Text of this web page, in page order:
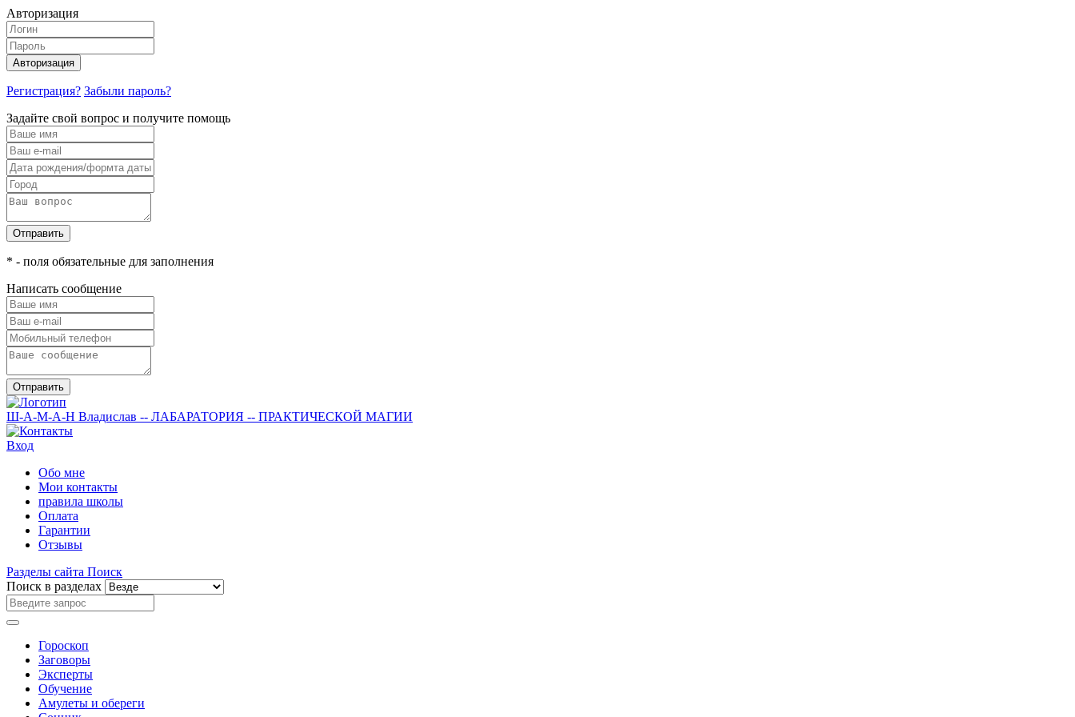
Авторизация
Авторизация
Регистрация? Забыли пароль?
Задайте свой вопрос и получите помощь
Отправить
* - поля обязательные для заполнения
Написать сообщение
Отправить
Ш-А-М-А-Н Владислав -- ЛАБАРАТОРИЯ -- ПРАКТИЧЕСКОЙ МАГИИ
Вход
Обо мне
Мои контакты
правила школы
Оплата
Гарантии
Отзывы
Разделы сайта Поиск
Поиск в разделах
Гороскоп
Заговоры
Эксперты
Обучение
Амулеты и обереги